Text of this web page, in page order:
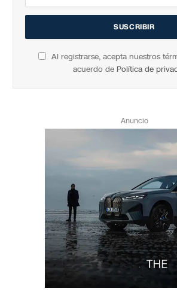
Al registrarse, acepta nuestros
acuerdo de Política de
Anuncio